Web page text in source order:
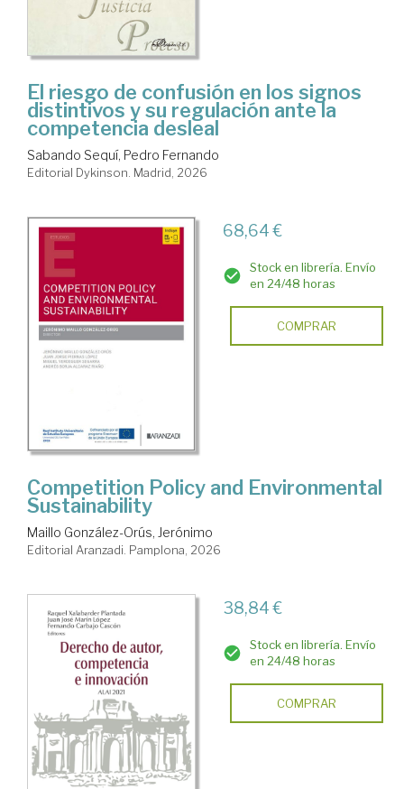
El riesgo de confusión en los signos
distintivos y su regulación ante la
competencia desleal
Sabando Sequí, Pedro Fernando
Editorial Dykinson. Madrid, 2026
68,64 €
Stock en librería. Envío
en 24/48 horas
COMPRAR
Competition Policy and Environmental
Sustainability
Maillo González-Orús, Jerónimo
Editorial Aranzadi. Pamplona, 2026
38,84 €
Stock en librería. Envío
en 24/48 horas
COMPRAR